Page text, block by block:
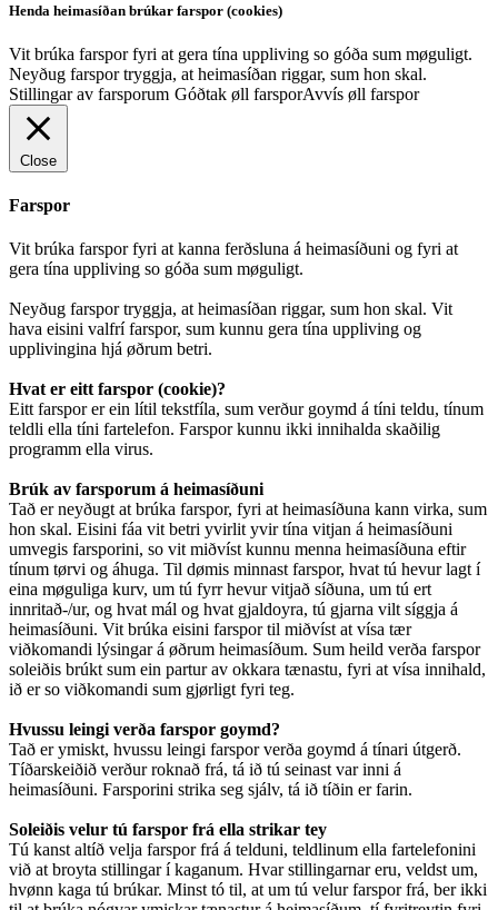
Henda heimasíðan brúkar farspor (cookies)
Vit brúka farspor fyri at gera tína uppliving so góða sum møguligt.
Neyðug farspor tryggja, at heimasíðan riggar, sum hon skal.
Stillingar av farsporum Góðtak øll farsporAvvís øll farspor
Close
Farspor
Vit brúka farspor fyri at kanna ferðsluna á heimasíðuni og fyri at
gera tína uppliving so góða sum møguligt.
Neyðug farspor tryggja, at heimasíðan riggar, sum hon skal. Vit
hava eisini valfrí farspor, sum kunnu gera tína uppliving og
upplivingina hjá øðrum betri.
Hvat er eitt farspor (cookie)?
Eitt farspor er ein lítil tekstfíla, sum verður goymd á tíni teldu, tínum
teldli ella tíni fartelefon. Farspor kunnu ikki innihalda skaðilig
programm ella virus.
Brúk av farsporum á heimasíðuni
Tað er neyðugt at brúka farspor, fyri at heimasíðuna kann virka, sum
hon skal. Eisini fáa vit betri yvirlit yvir tína vitjan á heimasíðuni
umvegis farsporini, so vit miðvíst kunnu menna heimasíðuna eftir
tínum tørvi og áhuga. Til dømis minnast farspor, hvat tú hevur lagt í
eina møguliga kurv, um tú fyrr hevur vitjað síðuna, um tú ert
innritað-/ur, og hvat mál og hvat gjaldoyra, tú gjarna vilt síggja á
heimasíðuni. Vit brúka eisini farspor til miðvíst at vísa tær
viðkomandi lýsingar á øðrum heimasíðum. Sum heild verða farspor
soleiðis brúkt sum ein partur av okkara tænastu, fyri at vísa innihald,
ið er so viðkomandi sum gjørligt fyri teg.
Hvussu leingi verða farspor goymd?
Tað er ymiskt, hvussu leingi farspor verða goymd á tínari útgerð.
Tíðarskeiðið verður roknað frá, tá ið tú seinast var inni á
heimasíðuni. Farsporini strika seg sjálv, tá ið tíðin er farin.
Soleiðis velur tú farspor frá ella strikar tey
Tú kanst altíð velja farspor frá á telduni, teldlinum ella fartelefonini
við at broyta stillingar í kaganum. Hvar stillingarnar eru, veldst um,
hvønn kaga tú brúkar. Minst tó til, at um tú velur farspor frá, ber ikki